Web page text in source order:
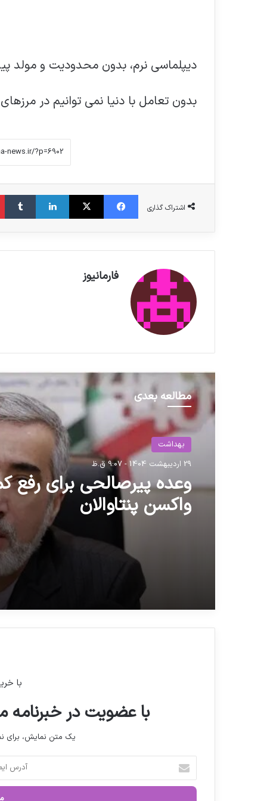
دیپلماسی نرم، بدون محدودیت و مولد
بدون تعامل با دنیا نمی توانیم در
اشتراک گذاری
فیس بوک X لینکدین ‫تامبلر
فارمانیوز
مطالعه بعدی
بهداشت
29 اردیبهشت 1404 - 9:07 ق.ظ
وعده پیرصالحی برای رفع
واکسن پنتاوالان
با
با عضویت در خبرنامه
یک متن نمایش،
ر